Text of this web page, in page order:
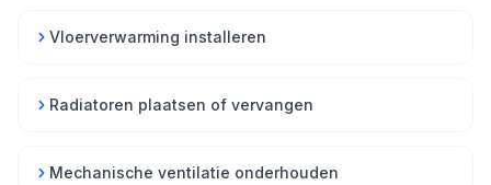
Vloerverwarming installeren
Radiatoren plaatsen of vervangen
Mechanische ventilatie onderhouden